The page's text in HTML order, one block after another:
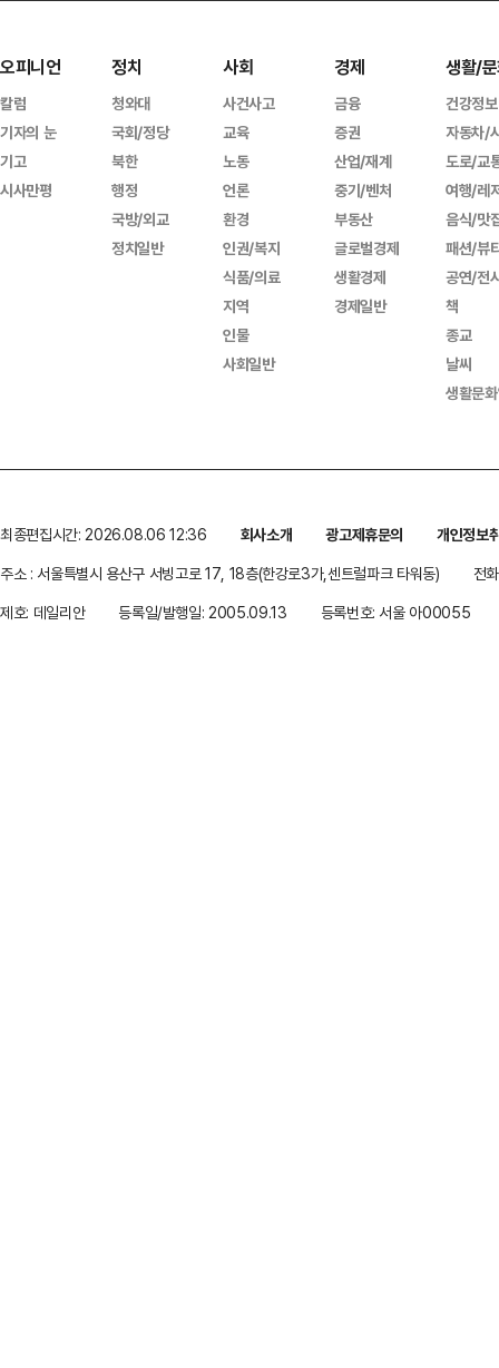
오피니언
칼럼
기자의 눈
기고
시사만평
정치
청와대
국회/정당
북한
행정
국방/외교
정치일반
사회
사건사고
교육
노동
언론
환경
인권/복지
식품/의료
지역
인물
사회일반
경제
금융
증권
산업/재계
중기/벤처
부동산
글로벌경제
생활경제
경제일반
생활/
건강정보
자동차/
도로/교
여행/레
음식/맛
패션/뷰
공연/전
책
종교
날씨
생활문
최종편집시간: 2026.08.06 12:36 회사소개 광고제휴문의
개인정보
주소 : 서울특별시 용산구 서빙고로 17, 18층(한강로3가,센트럴파크 타워동)
전
제호: 데일리안
등록일/발행일: 2005.09.13 등록번호: 서울 아00055